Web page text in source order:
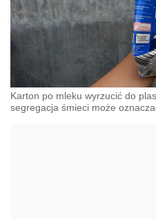
Karton po mleku wyrzucić do
segregacja śmieci może